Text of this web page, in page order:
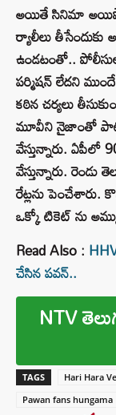
అయితే సినిమా
ర్యాలీలు
ఉండటంతో..
పర్మిషన్ లేదని ముందే
కఠిన చర్యలు
మూవీని నైజాంతో
వేస్తున్నారు.
వేస్తున్నారు.
రేట్లను పెంచేశారు.
ఒక్కో టికెట్ ను
Read Also :
చేసిన పవన్..
NTV
TAGS Hari Hara
Pawan fans hungama